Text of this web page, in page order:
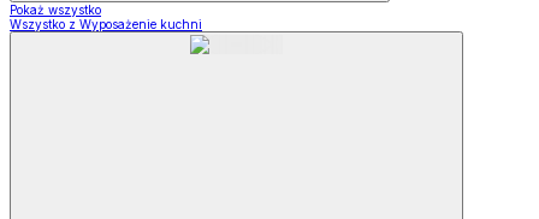
Pokaż wszystko
Wszystko z Wyposażenie kuchni